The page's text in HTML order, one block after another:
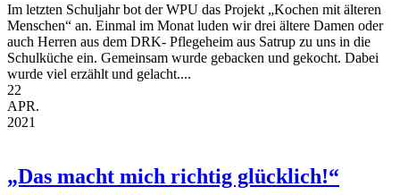
Im letzten Schuljahr bot der WPU das Projekt „Kochen mit älteren
Menschen“ an. Einmal im Monat luden wir drei ältere Damen oder
auch Herren aus dem DRK- Pflegeheim aus Satrup zu uns in die
Schulküche ein. Gemeinsam wurde gebacken und gekocht. Dabei
wurde viel erzählt und gelacht....
22
APR.
2021
„Das macht mich richtig glücklich!“